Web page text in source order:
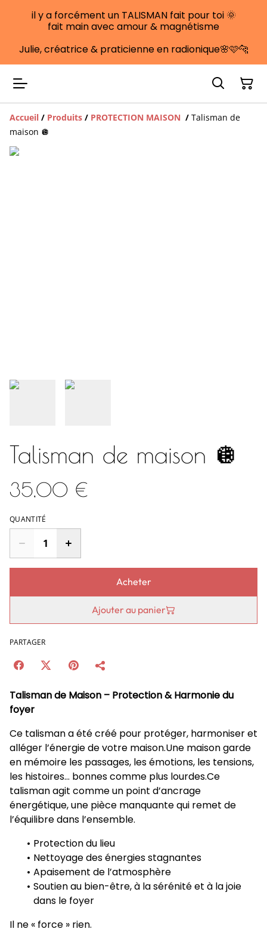
il y a forcément un TALISMAN fait pour toi 🌞
fait main avec amour & magnétisme
Julie, créatrice & praticienne en radionique🌸🩷🐆
Accueil / Produits / PROTECTION MAISON / Talisman de
maison 🪩
Talisman de maison 🪩
35,00 €
QUANTITÉ
Acheter
Ajouter au panier
PARTAGER
Talisman de Maison – Protection & Harmonie du
foyer
Ce talisman a été créé pour protéger, harmoniser et
alléger l’énergie de votre maison.Une maison garde
en mémoire les passages, les émotions, les tensions,
les histoires… bonnes comme plus lourdes.Ce
talisman agit comme un point d’ancrage
énergétique, une pièce manquante qui remet de
l’équilibre dans l’ensemble.
Protection du lieu
Nettoyage des énergies stagnantes
Apaisement de l’atmosphère
Soutien au bien-être, à la sérénité et à la joie
dans le foyer
Il ne « force » rien.